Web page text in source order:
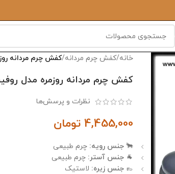
خانه/کفش چرم مردانه/کفش چرم مردانه
کفش چرم مردانه روزمره مدل
نظرات و پرسش‌ها
4,455,000 تومان
🐂 جنس رویه: چرم طبیعی
🐐 جنس آستر: چرم طبیعی
👞 جنس زیره: لاستیک